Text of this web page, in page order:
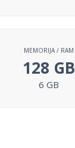
MEMORIJA / RAM
128 GB
6 GB